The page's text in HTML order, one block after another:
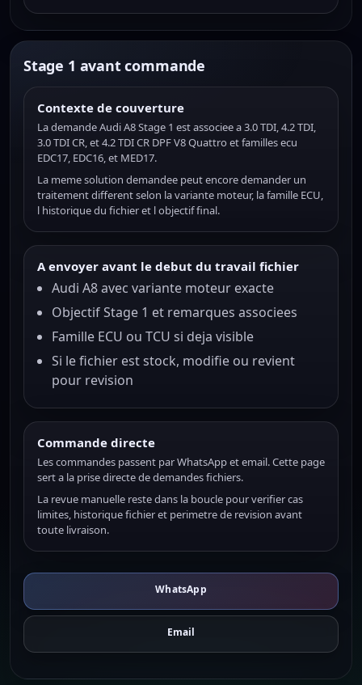
Stage 1 avant commande
Contexte de couverture
La demande Audi A8 Stage 1 est associee a 3.0 TDI, 4.2 TDI,
3.0 TDI CR, et 4.2 TDI CR DPF V8 Quattro et familles ecu
EDC17, EDC16, et MED17.
La meme solution demandee peut encore demander un
traitement different selon la variante moteur, la famille ECU,
l historique du fichier et l objectif final.
A envoyer avant le debut du travail fichier
Audi A8 avec variante moteur exacte
Objectif Stage 1 et remarques associees
Famille ECU ou TCU si deja visible
Si le fichier est stock, modifie ou revient
pour revision
Commande directe
Les commandes passent par WhatsApp et email. Cette page
sert a la prise directe de demandes fichiers.
La revue manuelle reste dans la boucle pour verifier cas
limites, historique fichier et perimetre de revision avant
toute livraison.
WhatsApp
Email